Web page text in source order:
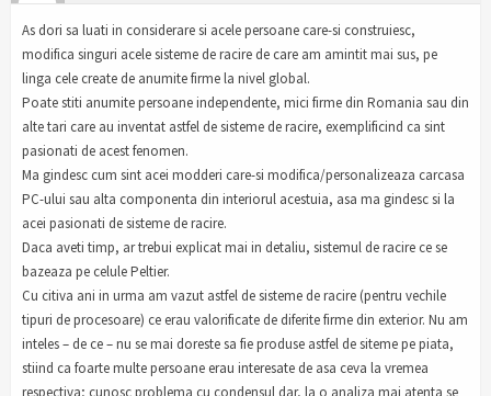
As dori sa luati in considerare si acele persoane care-si construiesc,
modifica singuri acele sisteme de racire de care am amintit mai sus, pe
linga cele create de anumite firme la nivel global.
Poate stiti anumite persoane independente, mici firme din Romania sau din
alte tari care au inventat astfel de sisteme de racire, exemplificind ca sint
pasionati de acest fenomen.
Ma gindesc cum sint acei modderi care-si modifica/personalizeaza carcasa
PC-ului sau alta componenta din interiorul acestuia, asa ma gindesc si la
acei pasionati de sisteme de racire.
Daca aveti timp, ar trebui explicat mai in detaliu, sistemul de racire ce se
bazeaza pe celule Peltier.
Cu citiva ani in urma am vazut astfel de sisteme de racire (pentru vechile
tipuri de procesoare) ce erau valorificate de diferite firme din exterior. Nu am
inteles – de ce – nu se mai doreste sa fie produse astfel de siteme pe piata,
stiind ca foarte multe persoane erau interesate de asa ceva la vremea